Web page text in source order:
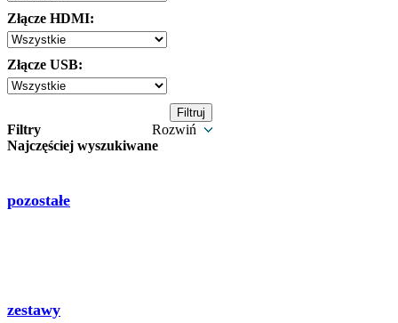
Złącze HDMI:
Złącze USB:
Filtry
Rozwiń
Najczęściej wyszukiwane
pozostałe
zestawy